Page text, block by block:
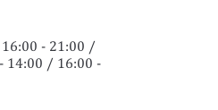
- 21:00 /
14:00 / 16:00 -